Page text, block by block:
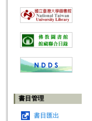
書目管理
書目匯出